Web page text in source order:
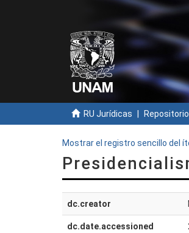
RU Jurídicas
Mostrar el registro sencillo del
dc.creator
dc.date.accessioned